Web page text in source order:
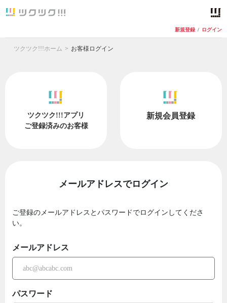
新規登録 / ログイン
ツクツク!!!ホーム お客様ログイン
ツクツク!!!アプリ
ご登録済みのお客様
新規会員登録
メールアドレスでログイン
ご登録のメールアドレスとパスワードでログインしてくださ
い。
メールアドレス
パスワード